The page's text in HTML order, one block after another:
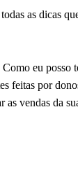
as dicas
eu posso
feitas por
as vendas da